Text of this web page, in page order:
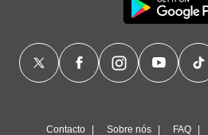
Contacto Sobre nós FAQ